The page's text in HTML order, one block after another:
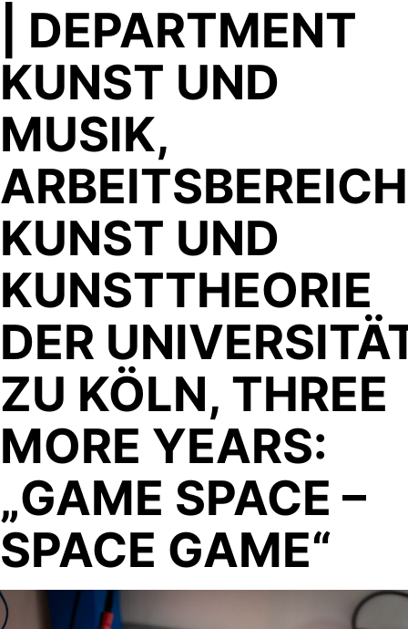
| DEPARTMENT
KUNST UND
MUSIK,
ARBEITSBEREICH
KUNST UND
KUNSTTHEORIE
DER
ZU KÖLN, THREE
MORE YEARS:
„GAME SPACE –
SPACE GAME“